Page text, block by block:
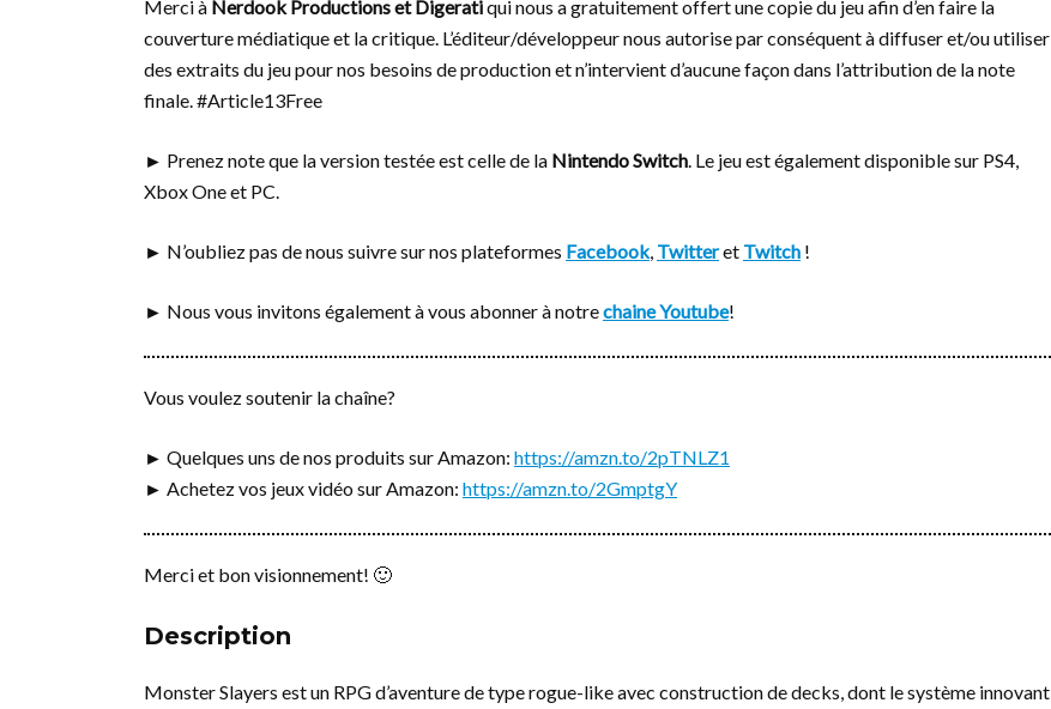
Merci à Nerdook Productions et Digeratiqui nous a gratuitement offert une copie du jeu afin d’en faire la
couverture médiatique et la critique. L’éditeur/développeur nous autorise par conséquent à diffuser et/ou utiliser
des extraits du jeu pour nos besoins de production et n’intervient d’aucune façon dans l’attribution de la note
finale. #Article13Free
► Prenez note que la version testée est celle de la Nintendo Switch. Le jeu est également disponible sur PS4,
Xbox One et PC.
► N’oubliez pas de nous suivre sur nos plateformes Facebook, Twitteret Twitch !
► Nous vous invitons également à vous abonner à notrechaine Youtube!
Vous voulez soutenir la chaîne?
► Quelques uns de nos produits sur Amazon: https://amzn.to/2pTNLZ1
► Achetez vos jeux vidéo sur Amazon: https://amzn.to/2GmptgY
Merci et bon visionnement! 🙂
Description
Monster Slayers est un RPG d’aventure de type rogue-like avec construction de decks, dont le système innovant